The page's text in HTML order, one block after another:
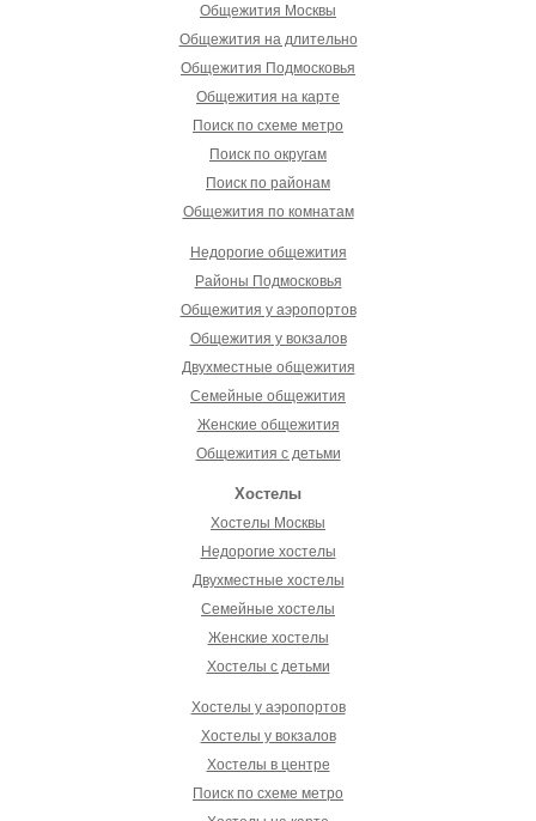
Общежития Москвы
Общежития на длительно
Общежития Подмосковья
Общежития на карте
Поиск по схеме метро
Поиск по округам
Поиск по районам
Общежития по комнатам
Недорогие общежития
Районы Подмосковья
Общежития у аэропортов
Общежития у вокзалов
Двухместные общежития
Семейные общежития
Женские общежития
Общежития с детьми
Хостелы
Хостелы Москвы
Недорогие хостелы
Двухместные хостелы
Семейные хостелы
Женские хостелы
Хостелы с детьми
Хостелы у аэропортов
Хостелы у вокзалов
Хостелы в центре
Поиск по схеме метро